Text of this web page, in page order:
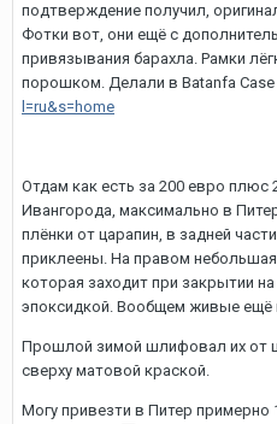
подтверждение получил,
Фотки вот, они ещё с
привязывания барахла. Рамки
порошком. Делали в Batanfa Case
l=ru&s=home
Отдам как есть за 200 евро плюс
Ивангорода, максимально в
плёнки от царапин, в задней
приклеены. На правом
которая заходит при закрытии
эпоксидкой. Вообщем живые ещё
Прошлой зимой шлифовал их от
сверху матовой краской.
Могу привезти в Питер примерно